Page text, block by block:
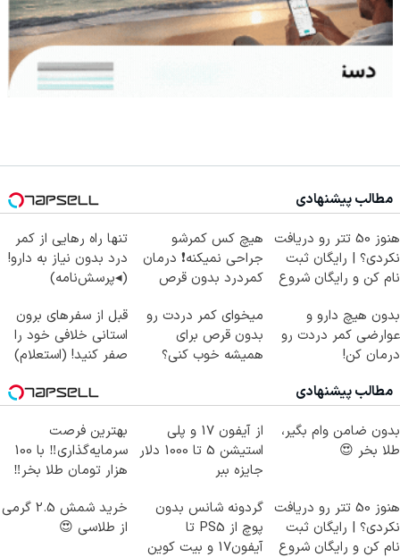
مطالب پیشنهادی
هنوز 50 تتر رو دریافت
نکردی؟ | رایگان ثبت
نام کن و رایگان شروع
هیچ کس کمرشو
جراحی نمیکنه❗ درمان
کمردرد بدون قرص
تنها راه رهایی از کمر
درد بدون نیاز به دارو!
(◂پرسش‌نامه)
بدون هیچ دارو و
عوارضی کمر دردت رو
درمان کن!
میخوای کمر دردت رو
بدون قرص برای
همیشه خوب کنی؟
قبل از سفرهای برون
استانی خلافی خود را
صفر کنید! (استعلام)
مطالب پیشنهادی
بدون ضامن وام بگیر،
طلا بخر 😍
از آیفون 17 و پلی
استیشن 5 تا 1000 دلار
جایزه ببر
بهترین فرصت
سرمایه‌گذاری‼️ با 100
هزار تومان طلا بخر‼️
هنوز 50 تتر رو دریافت
نکردی؟ | رایگان ثبت
نام کن و رایگان شروع
گردونه شانس بدون
پوچ از PS5 تا
آیفون17 و بیت کوین
خرید شمش 2.5 گرمی
از طلاسی 😍